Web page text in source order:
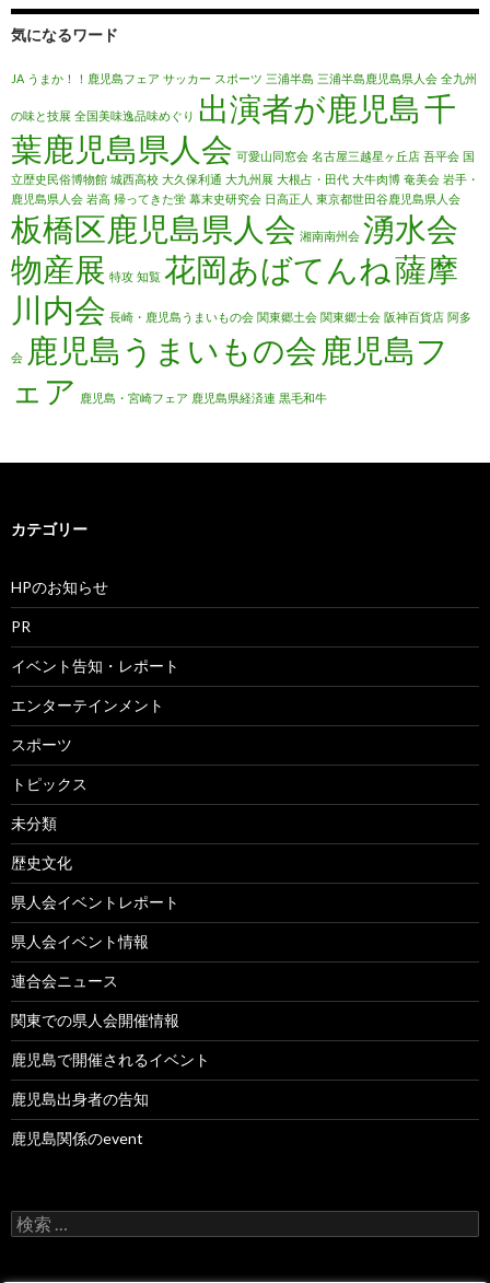
気になるワード
JA うまか！！鹿児島フェア サッカー スポーツ 三浦半島 三浦半島鹿児島県人会 全九州
の味と技展 全国美味逸品味めぐり 出演者が鹿児島千
葉鹿児島県人会 可愛山同窓会 名古屋三越星ヶ丘店 吾平会 国
立歴史民俗博物館 城西高校 大久保利通 大九州展 大根占・田代 大牛肉博 奄美会 岩手・
鹿児島県人会 岩高 帰ってきた蛍 幕末史研究会 日高正人 東京都世田谷鹿児島県人会
板橋区鹿児島県人会 湘南南州会 湧水会
物産展 特攻 知覧 花岡あばてんね薩摩
川内会 長崎・鹿児島うまいもの会 関東郷土会 関東郷士会 阪神百貨店 阿多
会 鹿児島うまいもの会 鹿児島フ
ェア 鹿児島・宮崎フェア 鹿児島県経済連 黒毛和牛
カテゴリー
HPのお知らせ
PR
イベント告知・レポート
エンターテインメント
スポーツ
トピックス
未分類
歴史文化
県人会イベントレポート
県人会イベント情報
連合会ニュース
関東での県人会開催情報
鹿児島で開催されるイベント
鹿児島出身者の告知
鹿児島関係のevent
検
索